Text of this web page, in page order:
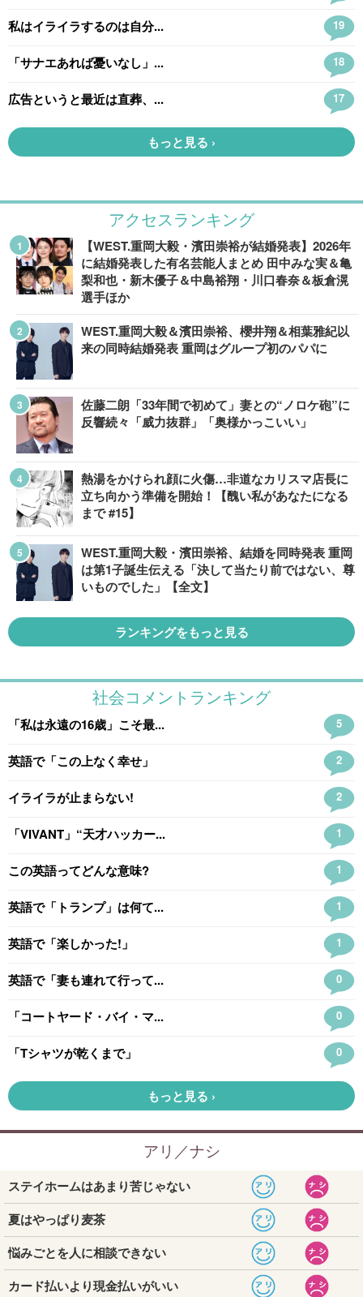
アクセスランキング
【WEST.重岡大毅・濱田崇裕が結婚発表】2026年
に結婚発表した有名芸能人まとめ 田中みな実＆亀
梨和也・新木優子＆中島裕翔・川口春奈＆板倉滉
選手ほか
WEST.重岡大毅＆濱田崇裕、櫻井翔＆相葉雅紀以
来の同時結婚発表 重岡はグループ初のパパに
佐藤二朗「33年間で初めて」妻との“ノロケ砲”に
反響続々「威力抜群」「奥様かっこいい」
熱湯をかけられ顔に火傷…非道なカリスマ店長に
立ち向かう準備を開始！【醜い私があなたになる
まで #15】
WEST.重岡大毅・濱田崇裕、結婚を同時発表 重岡
は第1子誕生伝える「決して当たり前ではない、尊
いものでした」【全文】
ランキングをもっと見る